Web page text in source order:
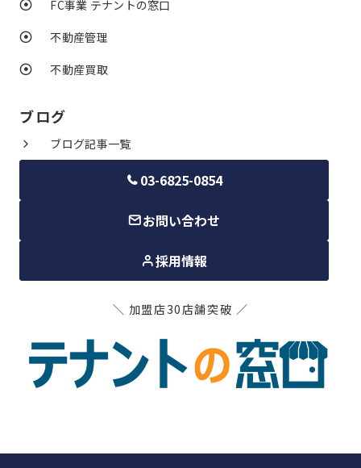
FC事業 テナントの窓口
不動産管理
不動産買取
ブログ
ブログ記事一覧
03-6825-0854
お問い合わせ
採用情報
＼ 加盟店30店舗突破 ／